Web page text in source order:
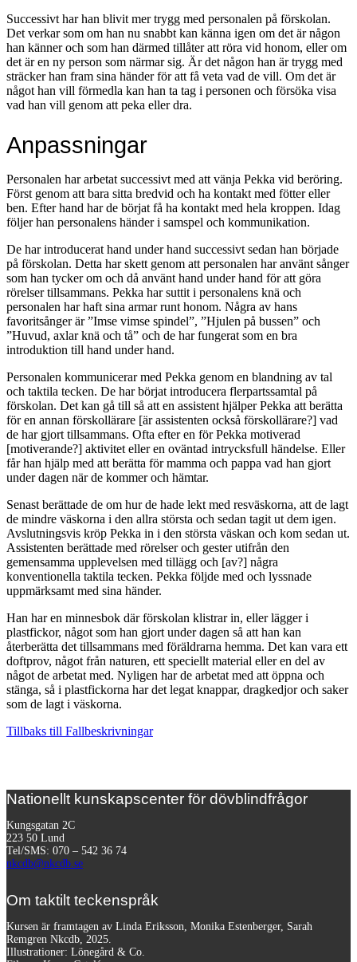
Successivt har han blivit mer trygg med personalen på förskolan.
Det verkar som om han nu snabbt kan känna igen om det är någon
han känner och som han därmed tillåter att röra vid honom, eller om
det är en ny person som närmar sig. Är det någon han är trygg med
sträcker han fram sina händer för att få veta vad de vill. Om det är
något han vill förmedla kan han ta tag i personen och försöka visa
vad han vill genom att peka eller dra.
Anpassningar
Personalen har arbetat successivt med att vänja Pekka vid beröring.
Först genom att bara sitta bredvid och ha kontakt med fötter eller
ben. Efter hand har de börjat få ha kontakt med hela kroppen. Idag
följer han personalens händer i samspel och kommunikation.
De har introducerat hand under hand successivt sedan han började
på förskolan. Detta har skett genom att personalen har använt sånger
som han tycker om och då använt hand under hand för att göra
rörelser tillsammans. Pekka har suttit i personalens knä och
personalen har haft sina armar runt honom. Några av hans
favoritsånger är ”Imse vimse spindel”, ”Hjulen på bussen” och
”Huvud, axlar knä och tå” och de har fungerat som en bra
introduktion till hand under hand.
Personalen kommunicerar med Pekka genom en blandning av tal
och taktila tecken. De har börjat introducera flerpartssamtal på
förskolan. Det kan gå till så att en assistent hjälper Pekka att berätta
för en annan förskollärare [är assistenten också förskollärare?] vad
de har gjort tillsammans. Ofta efter en för Pekka motiverad
[motiverande?] aktivitet eller en oväntad intrycksfull händelse. Eller
får han hjälp med att berätta för mamma och pappa vad han gjort
under dagen när de kommer och hämtar.
Senast berättade de om hur de hade lekt med resväskorna, att de lagt
de mindre väskorna i den allra största och sedan tagit ut dem igen.
Avslutningsvis kröp Pekka in i den största väskan och kom sedan ut.
Assistenten berättade med rörelser och gester utifrån den
gemensamma upplevelsen med tillägg och [av?] några
konventionella taktila tecken. Pekka följde med och lyssnade
uppmärksamt med sina händer.
Han har en minnesbok där förskolan klistrar in, eller lägger i
plastfickor, något som han gjort under dagen så att han kan
återberätta det tillsammans med föräldrarna hemma. Det kan vara ett
doftprov, något från naturen, ett speciellt material eller en del av
något de arbetat med. Nyligen har de arbetat med att öppna och
stänga, så i plastfickorna har det legat knappar, dragkedjor och saker
som de lagt i väskorna.
Tillbaks till Fallbeskrivningar
Nationellt kunskapscenter för dövblindfrågor
Kungsgatan 2C
223 50 Lund
Tel/SMS: 070 – 542 36 74
nkcdb@nkcdb.se
Om taktilt teckenspråk
Kursen är framtagen av Linda Eriksson, Monika Estenberger, Sarah
Remgren Nkcdb, 2025.
Illustrationer: Lönegård & Co.